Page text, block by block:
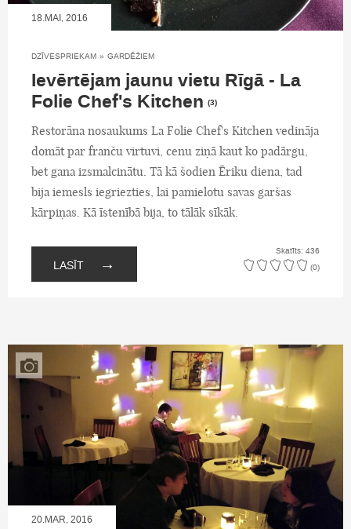
18.MAI, 2016
DZĪVESPRIEKAM » GARDĒŽIEM
Ievērtējam jaunu vietu Rīgā - La
Folie Chef's Kitchen (3)
Restorāna nosaukums La Folie Chef's Kitchen vedināja
domāt par franču virtuvi, cenu ziņā kaut ko padārgu,
bet gana izsmalcinātu. Tā kā šodien Ēriku diena, tad
bija iemesls iegriezties, lai pamielotu savas garšas
kārpiņas. Kā īstenībā bija, to tālāk sīkāk.
LASĪT →
Skatīts: 436
(0)
20.MAR, 2016